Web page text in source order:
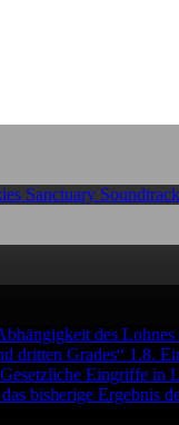
Sanctuary
des
dritten Grades“ 1.8.
Eingriffe in
bisherige Ergebnis